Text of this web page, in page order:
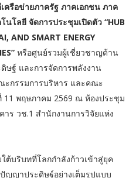
ครือข่ายภาครัฐ ภาคเอกชน ภาค
โลยี จัดการประชุมเปิดตัว “HUB
AND SMART ENERGY
หรือศูนย์รวมผู้เชี่ยวชาญด้าน
ฐ์ และการจัดการพลังงาน
ะกรรมการบริหาร และคณะ
11 พฤษภาคม 2569 ณ ห้องประชุม
ร วช.1 สำนักงานการวิจัยแห่ง
ต้บริบทที่โลกกำลังก้าวเข้าสู่ยุค
ญญาประดิษฐ์อย่างเต็มรูปแบบ